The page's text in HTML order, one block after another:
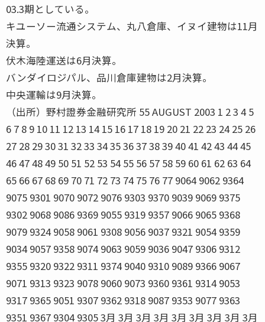
03.3期としている。
キユーソー流通システム、丸八倉庫、イヌイ建物は11月
決算。
伏木海陸運送は6月決算。
バンダイロジパル、品川倉庫建物は2月決算。
中央運輸は9月決算。
（出所）野村證券金融研究所 55 AUGUST 2003 1 2 3 4 5
6 7 8 9 10 11 12 13 14 15 16 17 18 19 20 21 22 23 24 25 26
27 28 29 30 31 32 33 34 35 36 37 38 39 40 41 42 43 44 45
46 47 48 49 50 51 52 53 54 55 56 57 58 59 60 61 62 63 64
65 66 67 68 69 70 71 72 73 74 75 76 77 9064 9062 9364
9075 9301 9070 9072 9076 9303 9370 9039 9069 9375
9302 9068 9086 9369 9055 9319 9357 9066 9065 9368
9079 9324 9058 9061 9308 9056 9037 9321 9054 9359
9034 9057 9358 9074 9063 9059 9036 9047 9306 9312
9355 9320 9322 9311 9374 9040 9310 9089 9366 9067
9071 9313 9323 9078 9060 9073 9360 9361 9314 9053
9317 9365 9051 9307 9362 9318 9087 9353 9077 9363
9351 9367 9304 9305 3月 3月 3月 3月 3月 3月 3月 3月 3月